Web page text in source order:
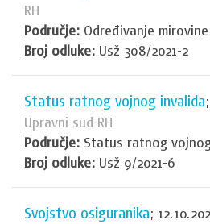
RH
Područje: Određivanje mirovine
Broj odluke: Usž 308/2021-2
Status ratnog vojnog invalida
Upravni sud RH
Područje: Status ratnog
Broj odluke: Usž 9/2021-6
Svojstvo osiguranika;